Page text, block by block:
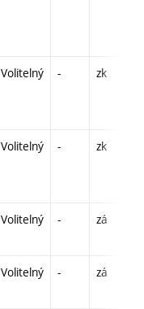
Volitelný - zk
Volitelný - zk
Volitelný - zá
Volitelný - zá